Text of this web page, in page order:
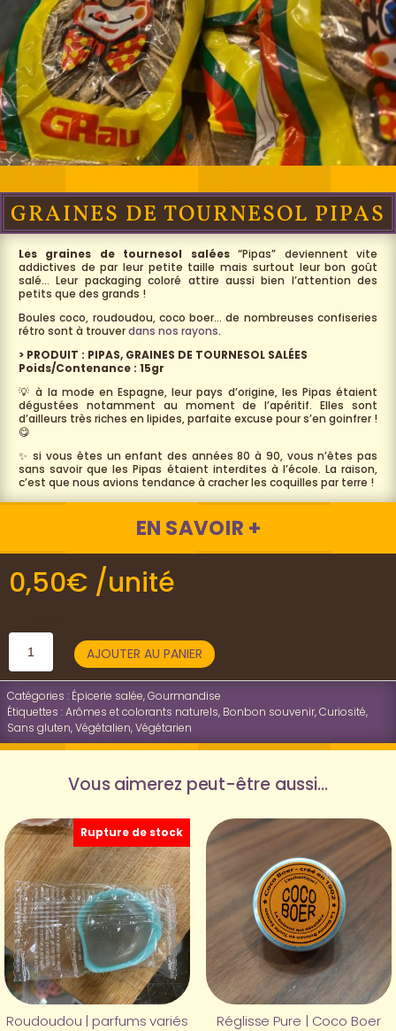
GRAINES DE TOURNESOL PIPAS
Les graines de tournesol salées“Pipas” deviennent vite
addictives de par leur petite taille mais surtout leur bon goût
salé… Leur packaging coloré attire aussi bien l’attention des
petits que des grands !
Boules coco, roudoudou, coco boer… de nombreuses confiseries
rétro sont à trouverdans nos rayons.
> PRODUIT : PIPAS, GRAINES DE TOURNESOL SALÉES
Poids/Contenance : 15gr
💡 à la mode en Espagne, leur pays d’origine, les Pipas étaient
dégustées notamment au moment de l’apéritif. Elles sont
d’ailleurs très riches en lipides, parfaite excuse pour s’en goinfrer !
😋
✨ si vous êtes un enfant des années 80 à 90, vous n’êtes pas
sans savoir que les Pipas étaient interdites à l’école. La raison,
c’est que nous avions tendance à cracher les coquilles par terre !
EN SAVOIR +
0,50€ /unité
de
Graines
de
tournesol
AJOUTER AU PANIER
Catégories : Épicerie salée,Gourmandise
Étiquettes :Arômes et colorants naturels, Bonbon souvenir,Curiosité,
Sans gluten,Végétalien,Végétarien
Vous aimerez peut-être aussi…
Rupture de stock
Roudoudou | parfums variés Réglisse Pure | Coco Boer